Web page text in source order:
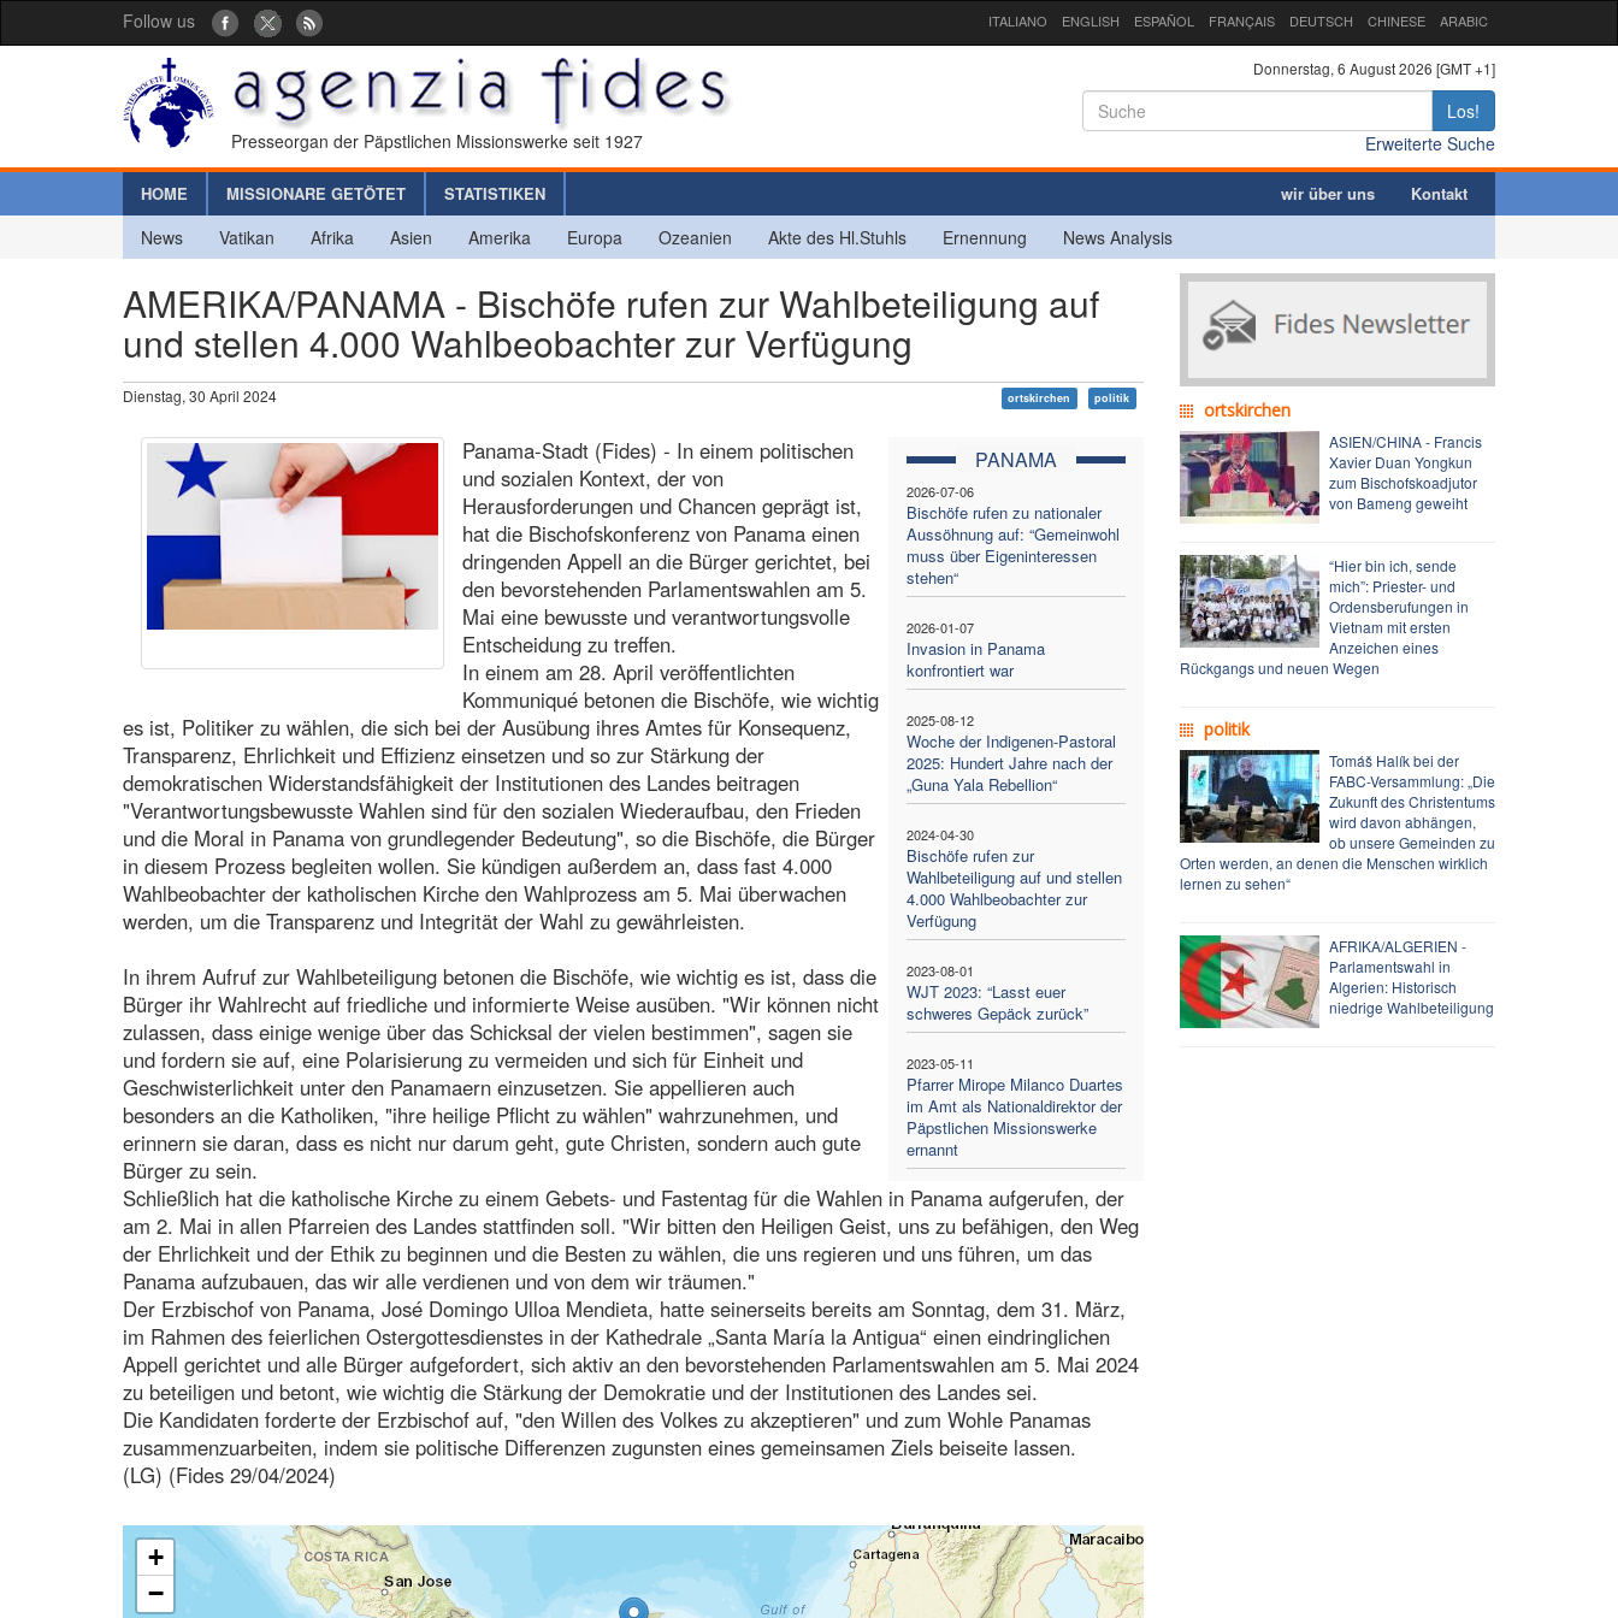
Follow us ITALIANO ENGLISH ESPAÑOL FRANÇAIS DEUTSCH CHINESE ARABIC
Presseorgan der Päpstlichen Missionswerke seit 1927
Donnerstag, 6 August 2026 [GMT +1]
Los!
Erweiterte Suche
HOME MISSIONARE GETÖTET STATISTIKEN wir über uns Kontakt
News Vatikan Afrika Asien Amerika Europa Ozeanien Akte des Hl.Stuhls Ernennung News Analysis
AMERIKA/PANAMA - Bischöfe rufen zur Wahlbeteiligung auf
und stellen 4.000 Wahlbeobachter zur Verfügung
Dienstag, 30 April 2024 ortskirchen politik
PANAMA
2026-07-06
Bischöfe rufen zu nationaler
Aussöhnung auf: “Gemeinwohl
muss über Eigeninteressen
stehen“
2026-01-07
Invasion in Panama
konfrontiert war
2025-08-12
Woche der Indigenen-Pastoral
2025: Hundert Jahre nach der
„Guna Yala Rebellion“
2024-04-30
Bischöfe rufen zur
Wahlbeteiligung auf und stellen
4.000 Wahlbeobachter zur
Verfügung
2023-08-01
WJT 2023: “Lasst euer
schweres Gepäck zurück”
2023-05-11
Pfarrer Mirope Milanco Duartes
im Amt als Nationaldirektor der
Päpstlichen Missionswerke
ernannt
Panama-Stadt (Fides) - In einem politischen
und sozialen Kontext, der von
Herausforderungen und Chancen geprägt ist,
hat die Bischofskonferenz von Panama einen
dringenden Appell an die Bürger gerichtet, bei
den bevorstehenden Parlamentswahlen am 5.
Mai eine bewusste und verantwortungsvolle
Entscheidung zu treffen.
In einem am 28. April veröffentlichten
Kommuniqué betonen die Bischöfe, wie wichtig
es ist, Politiker zu wählen, die sich bei der Ausübung ihres Amtes für Konsequenz,
Transparenz, Ehrlichkeit und Effizienz einsetzen und so zur Stärkung der
demokratischen Widerstandsfähigkeit der Institutionen des Landes beitragen
"Verantwortungsbewusste Wahlen sind für den sozialen Wiederaufbau, den Frieden
und die Moral in Panama von grundlegender Bedeutung", so die Bischöfe, die Bürger
in diesem Prozess begleiten wollen. Sie kündigen außerdem an, dass fast 4.000
Wahlbeobachter der katholischen Kirche den Wahlprozess am 5. Mai überwachen
werden, um die Transparenz und Integrität der Wahl zu gewährleisten.
In ihrem Aufruf zur Wahlbeteiligung betonen die Bischöfe, wie wichtig es ist, dass die
Bürger ihr Wahlrecht auf friedliche und informierte Weise ausüben. "Wir können nicht
zulassen, dass einige wenige über das Schicksal der vielen bestimmen", sagen sie
und fordern sie auf, eine Polarisierung zu vermeiden und sich für Einheit und
Geschwisterlichkeit unter den Panamaern einzusetzen. Sie appellieren auch
besonders an die Katholiken, "ihre heilige Pflicht zu wählen" wahrzunehmen, und
erinnern sie daran, dass es nicht nur darum geht, gute Christen, sondern auch gute
Bürger zu sein.
Schließlich hat die katholische Kirche zu einem Gebets- und Fastentag für die Wahlen in Panama aufgerufen, der
am 2. Mai in allen Pfarreien des Landes stattfinden soll. "Wir bitten den Heiligen Geist, uns zu befähigen, den Weg
der Ehrlichkeit und der Ethik zu beginnen und die Besten zu wählen, die uns regieren und uns führen, um das
Panama aufzubauen, das wir alle verdienen und von dem wir träumen."
Der Erzbischof von Panama, José Domingo Ulloa Mendieta, hatte seinerseits bereits am Sonntag, dem 31. März,
im Rahmen des feierlichen Ostergottesdienstes in der Kathedrale „Santa María la Antigua“ einen eindringlichen
Appell gerichtet und alle Bürger aufgefordert, sich aktiv an den bevorstehenden Parlamentswahlen am 5. Mai 2024
zu beteiligen und betont, wie wichtig die Stärkung der Demokratie und der Institutionen des Landes sei.
Die Kandidaten forderte der Erzbischof auf, "den Willen des Volkes zu akzeptieren" und zum Wohle Panamas
zusammenzuarbeiten, indem sie politische Differenzen zugunsten eines gemeinsamen Ziels beiseite lassen.
(LG) (Fides 29/04/2024)
+
−
ortskirchen
ASIEN/CHINA - Francis
Xavier Duan Yongkun
zum Bischofskoadjutor
von Bameng geweiht
“Hier bin ich, sende
mich”: Priester- und
Ordensberufungen in
Vietnam mit ersten
Anzeichen eines
Rückgangs und neuen Wegen
politik
Tomáš Halík bei der
FABC-Versammlung: „Die
Zukunft des Christentums
wird davon abhängen,
ob unsere Gemeinden zu
Orten werden, an denen die Menschen wirklich
lernen zu sehen“
AFRIKA/ALGERIEN -
Parlamentswahl in
Algerien: Historisch
niedrige Wahlbeteiligung